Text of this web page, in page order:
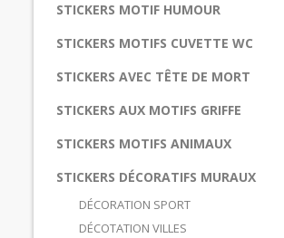
STICKERS MOTIF HUMOUR
STICKERS MOTIFS CUVETTE WC
STICKERS AVEC TÊTE DE MORT
STICKERS AUX MOTIFS GRIFFE
STICKERS MOTIFS ANIMAUX
STICKERS DÉCORATIFS MURAUX
DÉCORATION SPORT
DÉCOTATION VILLES